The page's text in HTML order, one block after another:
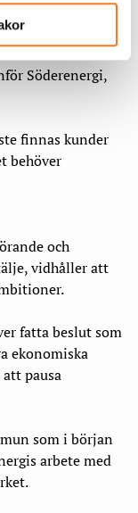
här fem åren som
att vi ska ändra
Söderenergi,
finnas kunder
behöver
och
vidhåller att
fatta beslut som
ekonomiska
pausa
som i början
arbete med